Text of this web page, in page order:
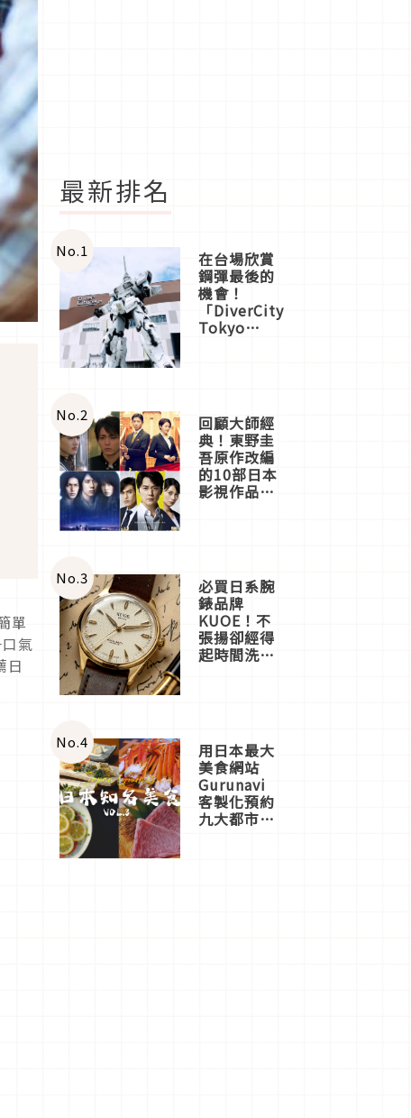
單
氣
日
最新排名
No.1 在台場欣賞
鋼彈最後的
機會！
「DiverCity
Tokyo
體驗
No.2 回顧大師經
典！東野圭
吾原作改編
的10部日本
影視作品推
No.3 必買日系腕
錶品牌
KUOE！不
張揚卻經得
起時間洗鍊
No.4 用日本最大
美食網站
Gurunavi
客製化預約
九大都市餐